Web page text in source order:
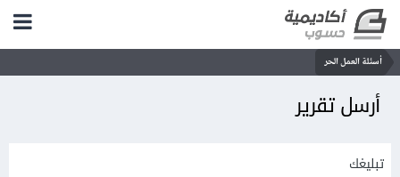
أسئلة العمل الحر
أرسل تقرير
تبليغك